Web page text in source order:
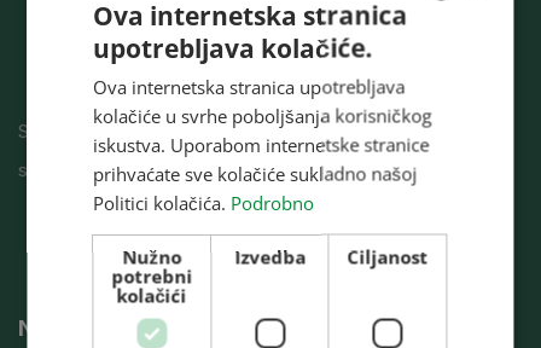
Sušare, silosi, sistemi prečišćavanja projektovanje
skladišta, izgradnja, izvršni radovi.
Navigacija
ENGLISH
ROMANIAN
CROATIAN
Ova internetska stranica
upotrebljava kolačiće.
Ova internetska stranica upotrebljava
kolačiće u svrhe poboljšanja korisničkog
iskustva. Uporabom internetske stranice
prihvaćate sve kolačiće sukladno našoj
Politici kolačića. Podrobno
Nužno
potrebni
kolačići
Izvedba Ciljanost